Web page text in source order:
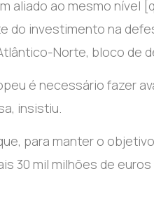
aliado ao mesmo nível
do investimento na
Norte, bloco de
é necessário fazer
insistiu.
para manter o
30 mil milhões de